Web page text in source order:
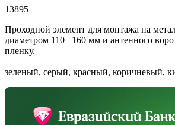
13895
Проходной элемент для монтажа на
диаметром 110 –160 мм и антенного
пленку.
зеленый, серый, красный, коричневый,